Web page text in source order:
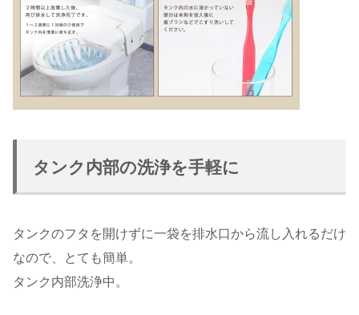
タンク内部の洗浄を手軽に
タンクのフタを開けずに一袋を排水口から流し入れるだけ
なので、とても簡単。
タンク内部洗浄中。